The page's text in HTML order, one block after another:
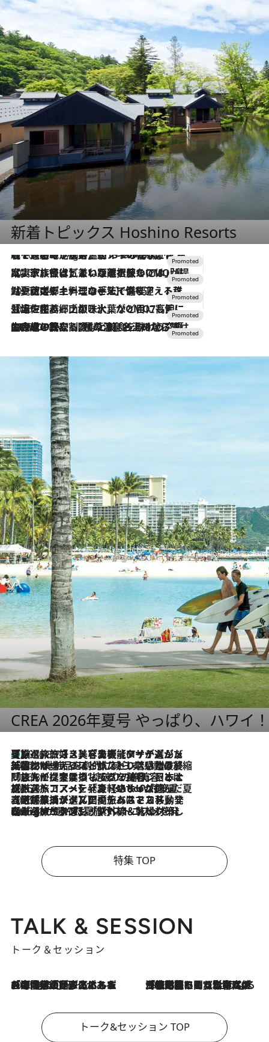
新着トピックス Hoshino Resorts
10 Hours Ago
【トンボの足水浴】ヒノキの香りに包まれて涼感マックス！約13℃の湧水かけ流しを避暑地「星野温泉 トンボの湯」で体験
2026.7.31
【ホテル帰省】という選択肢をOMOが提案。家族とほどよい距離を保つには「昼は実家、夜は気兼ねなくホテルで！」
2026.7.24
【夏限定ディナーコース】旬を迎える稚鮎や花ズッキーニなどをイタリア・トスカーナの郷土料理の手法で満喫！
2026.7.17
「土佐和ハーブかき氷」がOMO7高知に登場！生姜、山椒、大葉など目にも舌にも涼を呼ぶ郷土の味
2026.7.10
NEW OPEN！【界 草津】名湯の地に誕生。趣の異なる2種の温泉と上州ならではの会席・蕎麦割烹など美食を味わう究極の癒やし旅
CREA 2026年夏号 やっぱり、ハワイ
2026.8.7
【厳選旅コスメ】「多機能アイテムがメイン！」旅好き美容エディターが選んだ夏旅ベストコスメを発表【Mサイズジップ】
2026.8.6
「荷物が増えるほど旅ストレスは増す」美容ジャーナリストがたどり着いた最終結論。“化粧品を劇的に減らす”感動の凝縮美容とは
2026.8.6
「旅先には金髪ウィッグを持参」日本と同じメイクでは損してる!? 美容ジャーナリストが提案する“掟破りの旅美容”とは
2026.8.6
【厳選旅コスメ】「身軽さ＆UV対策重視！」ヘアアーティストshucoが選んだ夏旅ベストコスメを発表【Mサイズジップ】
2026.8.5
【厳選旅コスメ】国内をあちこち移動する河井菜摘が選んだ夏旅ベストコスメ発表！「リラックスアイテムはマスト」【Mサイズジップ】
2026.8.4
【厳選旅コスメ】「紫外線＆乾燥対策しながらメイク感も！」ヘア＆メイクGeorgeが選んだ夏旅ベストコスメを発表！【Mサイズジップ】
特集 TOP
TALK & SESSION
トーク＆セッション
2026.8.3
「今後値上げがあるとすれば…」「リスクがあるのは今年の冬」エネルギー専門家が語る、ホルムズ海峡封鎖が家庭にもたらす“ある心配” 2026.8.3
「住宅建てられない…」「サーチャージ料の高値が続いている」ホルムズ海峡封鎖による影響はいつまで続く？《エネルギー専門家に聞く“どうなる日本の暮らし”》
トーク&セッション TOP